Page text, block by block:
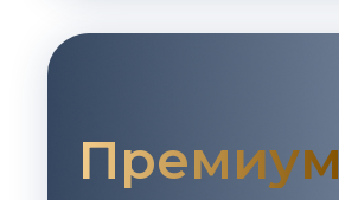
Премиум